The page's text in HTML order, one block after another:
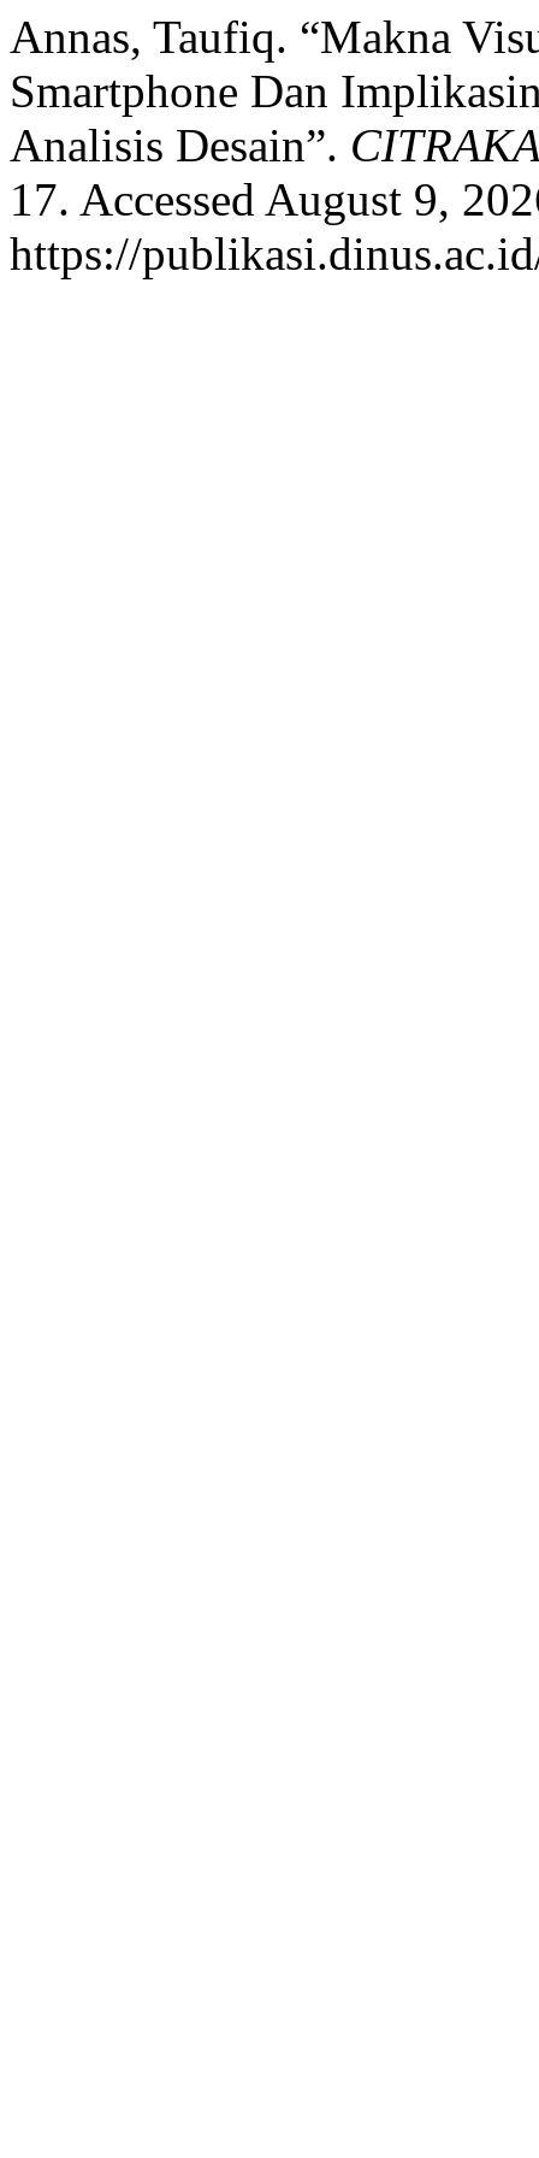
Annas, Taufiq. “Makna
Smartphone Dan
Analisis Desain”.
17. Accessed August 9,
https://